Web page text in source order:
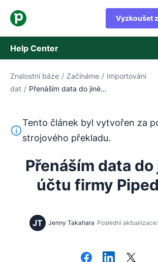
Vyzkoušet
Help Center
Znalostní báze
Kontaktovat podporu
Znalostní báze / Začínáme / Importování
dat / Přenáším data do jiné...
Tento text byl přeložen z angličtiny
Tento článek byl vytvořen za
strojového překladu.
Přenáším data
účtu firmy
JT Jenny Takahara Poslední